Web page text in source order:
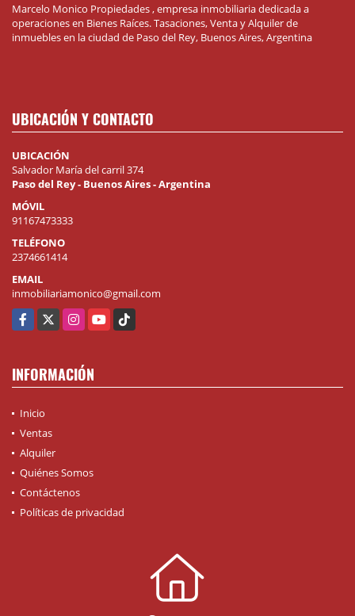
Marcelo Monico Propiedades , empresa inmobiliaria dedicada a
operaciones en Bienes Raíces. Tasaciones, Venta y Alquiler de
inmuebles en la ciudad de Paso del Rey, Buenos Aires, Argentina
UBICACIÓN Y CONTACTO
UBICACIÓN
Salvador María del carril 374
Paso del Rey - Buenos Aires - Argentina
MÓVIL
91167473333
TELÉFONO
2374661414
EMAIL
inmobiliariamonico@gmail.com
Facebook
X InstagramYouTube
TikTok
INFORMACIÓN
Inicio
Ventas
Alquiler
Quiénes Somos
Contáctenos
Políticas de privacidad